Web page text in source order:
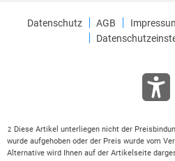
Datenschutz AGB
2 Diese Artikel unterliegen nicht der
wurde aufgehoben oder der Preis wurde vom
Alternative wird Ihnen auf der Artikelseite